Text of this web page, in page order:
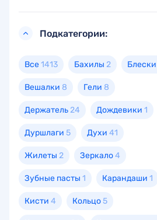
Подкатегории:
Все1413 Бахилы 2 Блески
Вешалки 8 Гели 8
Держатель24 Дождевики 1
Дуршлаги 5 Духи 41
Жилеты 2 Зеркало4
Зубные пасты 1 Карандаши 1
Кисти 4 Кольцо5